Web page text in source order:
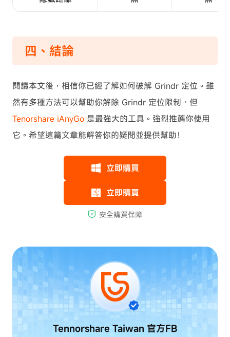
四、結論
閱讀本文後，相信你已經了解如何破解 Grindr 定位。雖
然有多種方法可以幫助你解除 Grindr 定位限制，但
Tenorshare iAnyGo 是最強大的工具。強烈推薦你使用
它。希望這篇文章能解答你的疑問並提供幫助！
Tennorshare Taiwan 官方FB